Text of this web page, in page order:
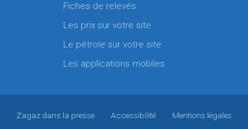
Fiches de relevés
Les prix sur votre site
Le pétrole sur votre site
Les applications mobiles
Zagaz dans la presse Accessibilité Mentions légales